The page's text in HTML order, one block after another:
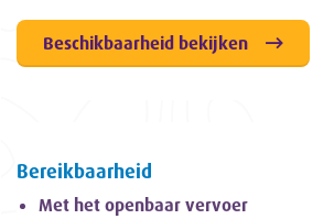
Beschikbaarheid bekijken
Bereikbaarheid
Met het openbaar vervoer